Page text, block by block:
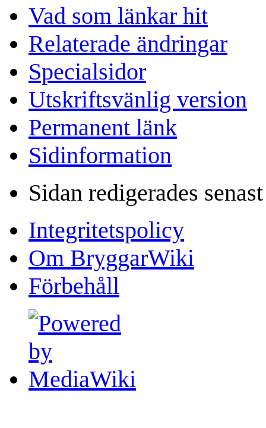
Vad som länkar hit
Relaterade ändringar
Specialsidor
Utskriftsvänlig version
Permanent länk
Sidinformation
Sidan redigerades
Integritetspolicy
Om BryggarWiki
Förbehåll